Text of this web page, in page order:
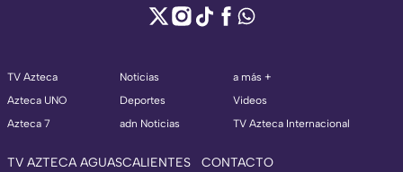
TV Azteca
Azteca UNO
Azteca 7
Noticias
Deportes
adn Noticias
a más +
Videos
TV Azteca Internacional
TV AZTECA AGUASCALIENTES CONTACTO